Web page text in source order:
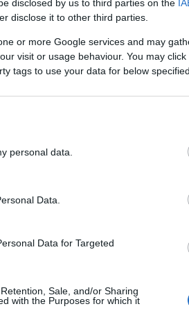
disclosed by us to third parties on the
disclose it to other third parties.
or more Google services and may
visit or usage behaviour. You may
tags to use your data for below
personal data.
Data.
Data for Targeted
Sale, and/or Sharing
with the Purposes for which it
crypto-sector niet te
recentelijk zijn nieuwste
en $VBILL, een tokenized
de groeiende vraag naar
is binnen de
zijn bij de crypto-
investeringen in
actieve beheermethode die
fonds zorgvuldig welke
de mogelijkheid
afhankelijk te zijn van de